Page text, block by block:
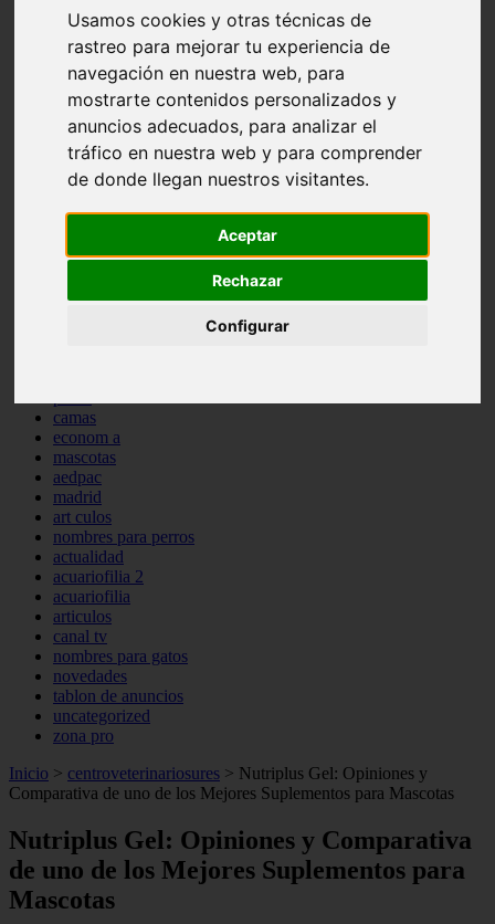
Usamos cookies y otras técnicas de
rastreo para mejorar tu experiencia de
navegación en nuestra web, para
mostrarte contenidos personalizados y
anuncios adecuados, para analizar el
tráfico en nuestra web y para comprender
de donde llegan nuestros visitantes.
Aceptar
Rechazar
Configurar
comportamiento
protagonistas
reptiles
abandono
adopci n
ferias
higiene
snacks
acuario
comercios
viajar
cr a
camas
econom a
mascotas
aedpac
madrid
art culos
nombres para perros
actualidad
acuariofilia 2
acuariofilia
articulos
canal tv
nombres para gatos
novedades
tablon de anuncios
uncategorized
zona pro
Inicio > centroveterinariosures > Nutriplus Gel: Opiniones y
Comparativa de uno de los Mejores Suplementos para Mascotas
Nutriplus Gel: Opiniones y Comparativa
de uno de los Mejores Suplementos para
Mascotas